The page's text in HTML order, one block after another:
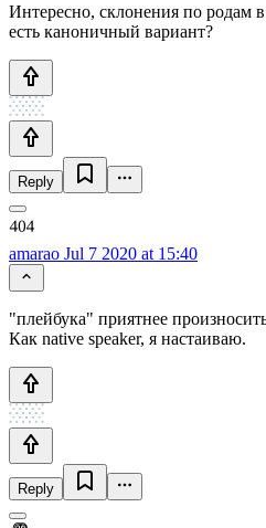
Интересно, склонения по родам
есть каноничный вариант?
Reply
amarao Jul 7 2020 at 15:40
"плейбука" приятнее
Как native speaker, я настаиваю.
Reply